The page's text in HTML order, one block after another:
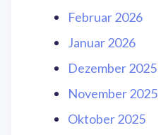
Februar 2026
Januar 2026
Dezember 2025
November 2025
Oktober 2025